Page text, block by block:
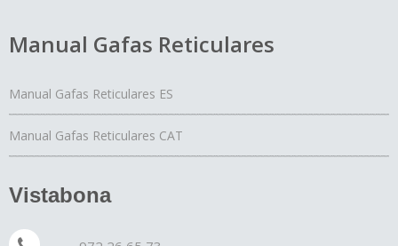
Manual Gafas Reticulares
Manual Gafas Reticulares ES
Manual Gafas Reticulares CAT
Vistabona